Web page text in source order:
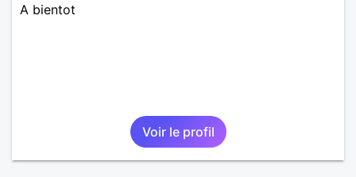
A bientot
Voir le profil